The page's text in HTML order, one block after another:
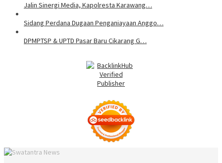
Jalin Sinergi Media, Kapolresta Karawang…
Sidang Perdana Dugaan Penganiayaan Anggo…
DPMPTSP & UPTD Pasar Baru Cikarang G…